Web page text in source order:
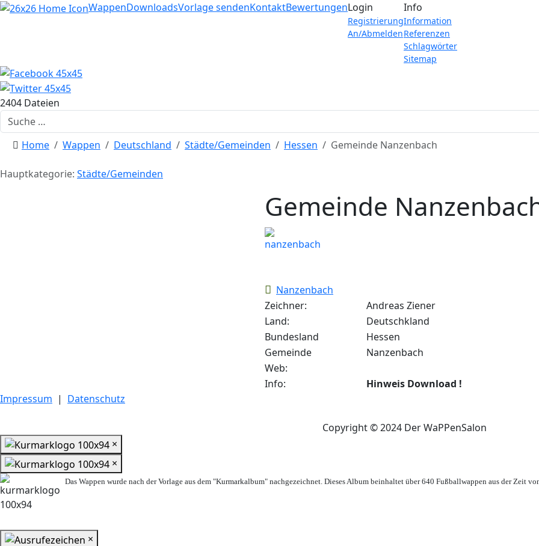
Home
WappenDownloadsVorlage sendenKontaktBewertungenLogin
Registrierung
An/Abmelden
Info
Information
Referenzen
Schlagwörter
Sitemap
2404 Dateien
Suchen
Home Wappen Deutschland Städte/Gemeinden Hessen Gemeinde Nanzenbach
Hauptkategorie: Städte/Gemeinden
Gemeinde
Nanzenbach
Zeichner:
Andreas Ziener
Land:
Deutschkland
Bundesland
Hessen
Gemeinde
Nanzenbach
Web:
Info:
Hinweis Download !
Impressum | Datenschutz
Copyright © 2024 Der WaPPenSalon
×
×
Das Wappen wurde nach der Vorlage aus dem "Kurmarkalbum" nachgezeichnet. Dieses Album beinhaltet über 640 Fußballwappen aus der Zeit
×